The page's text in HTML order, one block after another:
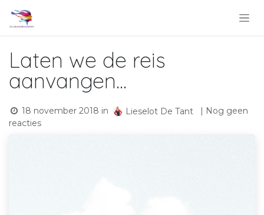
Laten we de reis
aanvangen...
18 november 2018 in Lieselot De Tant
| Nog geen
reacties